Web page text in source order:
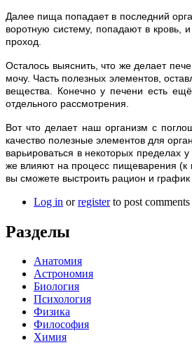
Далее пища попадает в последний
воротную систему, попадают в кровь,
проход.
Осталось выяснить, что же делает
мочу. Часть полезных элементов,
вещества. Конечно у печени есть
отдельного рассмотрения.
Вот что делает наш организм с
качество полезные элементов для
варьироваться в некоторых
же влияют на процесс пищеварения (к
вы сможете выстроить рацион и
Log in orregisterto post comments
Разделы
Анатомия
Астрономия
Биология
Психология
Физика
Философия
Химия